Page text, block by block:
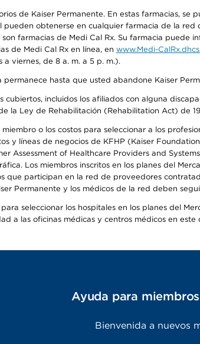
de Kaiser Permanente. En estas farmacias,
obtenerse en cualquier farmacia de la red
farmacias de Medi Cal Rx. Su farmacia puede
de Medi Cal Rx en línea, en www.Medi-
a viernes, de 8 a. m. a 5 p. m.).
hasta que usted abandone Kaiser
incluidos los afiliados con alguna
la Ley de Rehabilitación (Rehabilitation Act) de
o los costos para seleccionar a los
y líneas de negocios de KFHP (Kaiser
of Healthcare Providers and
Los miembros inscritos en los planes del
participan en la red de proveedores
Permanente y los médicos de la red deben
seleccionar los hospitales en los planes del
a las oficinas médicas y centros médicos en
Ayuda para miembros
Bienvenida a nuevos